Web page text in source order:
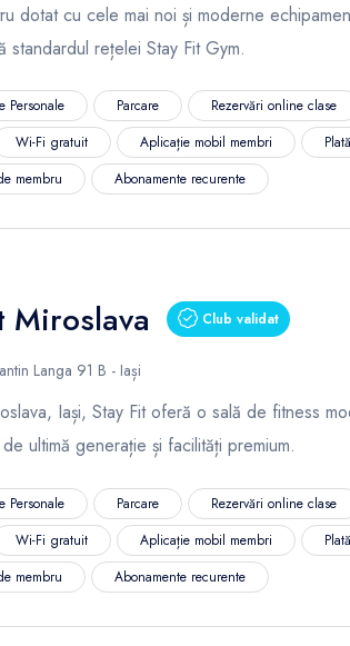
dotat cu cele mai noi și moderne
standardul rețelei Stay Fit Gym.
Personale Parcare Rezervări online clase
Wi-Fi gratuit Aplicație mobil membri
membru
Abonamente recurente
Miroslava Club validat
Langa 91 B - Iași
Iași, Stay Fit oferă o sală de fitness
ultimă generație și facilități premium.
Personale Parcare Rezervări online clase
Wi-Fi gratuit Aplicație mobil membri
membru
Abonamente recurente